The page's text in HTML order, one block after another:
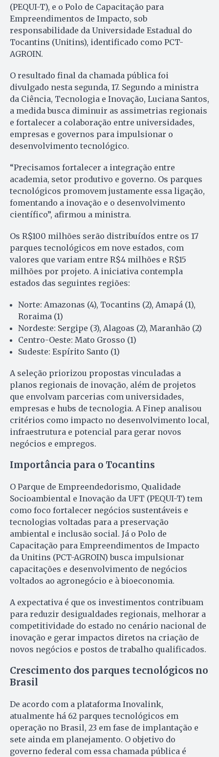
(PEQUI-T), e o Polo de Capacitação para
Empreendimentos de Impacto, sob
responsabilidade da Universidade Estadual do
Tocantins (Unitins), identificado como PCT-
AGROIN.
O resultado final da chamada pública foi
divulgado nesta segunda, 17. Segundo a ministra
da Ciência, Tecnologia e Inovação, Luciana Santos,
a medida busca diminuir as assimetrias regionais
e fortalecer a colaboração entre universidades,
empresas e governos para impulsionar o
desenvolvimento tecnológico.
“Precisamos fortalecer a integração entre
academia, setor produtivo e governo. Os parques
tecnológicos promovem justamente essa ligação,
fomentando a inovação e o desenvolvimento
científico”, afirmou a ministra.
Os R$100 milhões serão distribuídos entre os 17
parques tecnológicos em nove estados, com
valores que variam entre R$4 milhões e R$15
milhões por projeto. A iniciativa contempla
estados das seguintes regiões:
Norte: Amazonas (4), Tocantins (2), Amapá (1),
Roraima (1)
Nordeste: Sergipe (3), Alagoas (2), Maranhão (2)
Centro-Oeste: Mato Grosso (1)
Sudeste: Espírito Santo (1)
A seleção priorizou propostas vinculadas a
planos regionais de inovação, além de projetos
que envolvam parcerias com universidades,
empresas e hubs de tecnologia. A Finep analisou
critérios como impacto no desenvolvimento local,
infraestrutura e potencial para gerar novos
negócios e empregos.
Importância para o Tocantins
O Parque de Empreendedorismo, Qualidade
Socioambiental e Inovação da UFT (PEQUI-T) tem
como foco fortalecer negócios sustentáveis e
tecnologias voltadas para a preservação
ambiental e inclusão social. Já o Polo de
Capacitação para Empreendimentos de Impacto
da Unitins (PCT-AGROIN) busca impulsionar
capacitações e desenvolvimento de negócios
voltados ao agronegócio e à bioeconomia.
A expectativa é que os investimentos contribuam
para reduzir desigualdades regionais, melhorar a
competitividade do estado no cenário nacional de
inovação e gerar impactos diretos na criação de
novos negócios e postos de trabalho qualificados.
Crescimento dos parques tecnológicos no
Brasil
De acordo com a plataforma Inovalink,
atualmente há 62 parques tecnológicos em
operação no Brasil, 23 em fase de implantação e
sete ainda em planejamento. O objetivo do
governo federal com essa chamada pública é